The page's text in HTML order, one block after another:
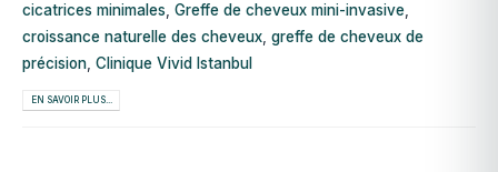
cicatrices minimales, Greffe de cheveux mini-invasive,
croissance naturelle des cheveux, greffe de cheveux de
précision, Clinique Vivid Istanbul
EN SAVOIR PLUS...